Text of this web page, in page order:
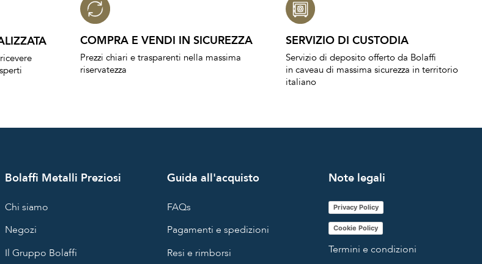
COMPRA E VENDI IN SICUREZZA
Prezzi chiari e trasparenti nella massima
riservatezza
SERVIZIO DI CUSTODIA
Servizio di deposito offerto da Bolaffi
in caveau di massima sicurezza in territorio
italiano
Bolaffi Metalli Preziosi
Chi siamo
Negozi
Il Gruppo Bolaffi
Guida all'acquisto
FAQs
Pagamenti e spedizioni
Resi e rimborsi
Note legali
Privacy Policy
Cookie Policy
Termini e condizioni